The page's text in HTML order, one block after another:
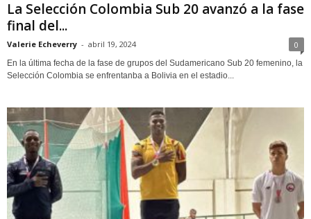
La Selección Colombia Sub 20 avanzó a la fase
final del...
Valerie Echeverry - abril 19, 2024 0
En la última fecha de la fase de grupos del Sudamericano Sub 20 femenino, la
Selección Colombia se enfrentanba a Bolivia en el estadio...